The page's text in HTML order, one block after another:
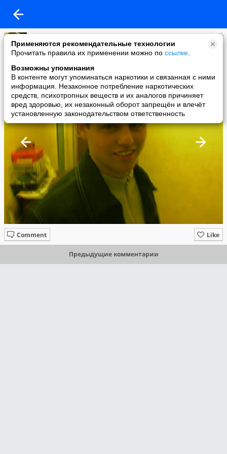
Применяются рекомендательные технологии
Прочитать правила их применении можно по ссылке
Возможны упоминания
В контенте могут упоминаться наркотики и связанная с ними
информация. Незаконное потребление наркотических
средств, психотропных веществ и их аналогов причиняет
вред здоровью, их незаконный оборот запрещён и влечёт
установленную законодательством ответственность
Тёма Комаров
added a photo
27 Mar в 00:26
Like
Comment
Предыдущие комментарии